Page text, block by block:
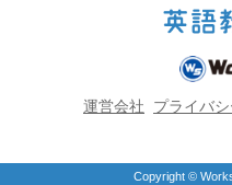
運営会社 プライバ
Copyright ©